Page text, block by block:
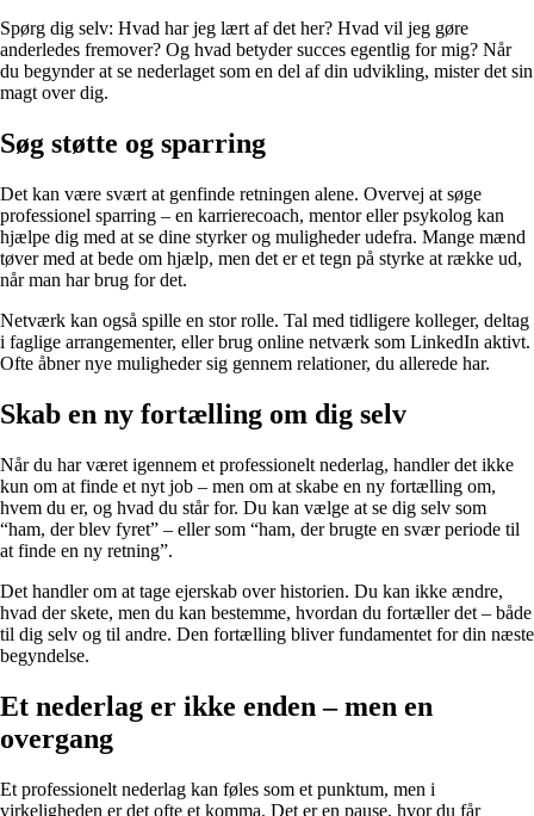
Spørg dig selv: Hvad har jeg lært af det her? Hvad vil jeg gøre
anderledes fremover? Og hvad betyder succes egentlig for mig? Når
du begynder at se nederlaget som en del af din udvikling, mister det sin
magt over dig.
Søg støtte og sparring
Det kan være svært at genfinde retningen alene. Overvej at søge
professionel sparring – en karrierecoach, mentor eller psykolog kan
hjælpe dig med at se dine styrker og muligheder udefra. Mange mænd
tøver med at bede om hjælp, men det er et tegn på styrke at række ud,
når man har brug for det.
Netværk kan også spille en stor rolle. Tal med tidligere kolleger, deltag
i faglige arrangementer, eller brug online netværk som LinkedIn aktivt.
Ofte åbner nye muligheder sig gennem relationer, du allerede har.
Skab en ny fortælling om dig selv
Når du har været igennem et professionelt nederlag, handler det ikke
kun om at finde et nyt job – men om at skabe en ny fortælling om,
hvem du er, og hvad du står for. Du kan vælge at se dig selv som
“ham, der blev fyret” – eller som “ham, der brugte en svær periode til
at finde en ny retning”.
Det handler om at tage ejerskab over historien. Du kan ikke ændre,
hvad der skete, men du kan bestemme, hvordan du fortæller det – både
til dig selv og til andre. Den fortælling bliver fundamentet for din næste
begyndelse.
Et nederlag er ikke enden – men en
overgang
Et professionelt nederlag kan føles som et punktum, men i
virkeligheden er det ofte et komma. Det er en pause, hvor du får